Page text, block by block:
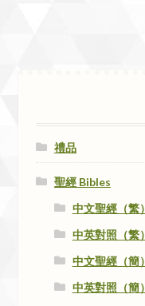
禮品
聖經 Bibles
中文聖經（繁）
中英對照（繁）
中文聖經（簡）
中英對照（簡）